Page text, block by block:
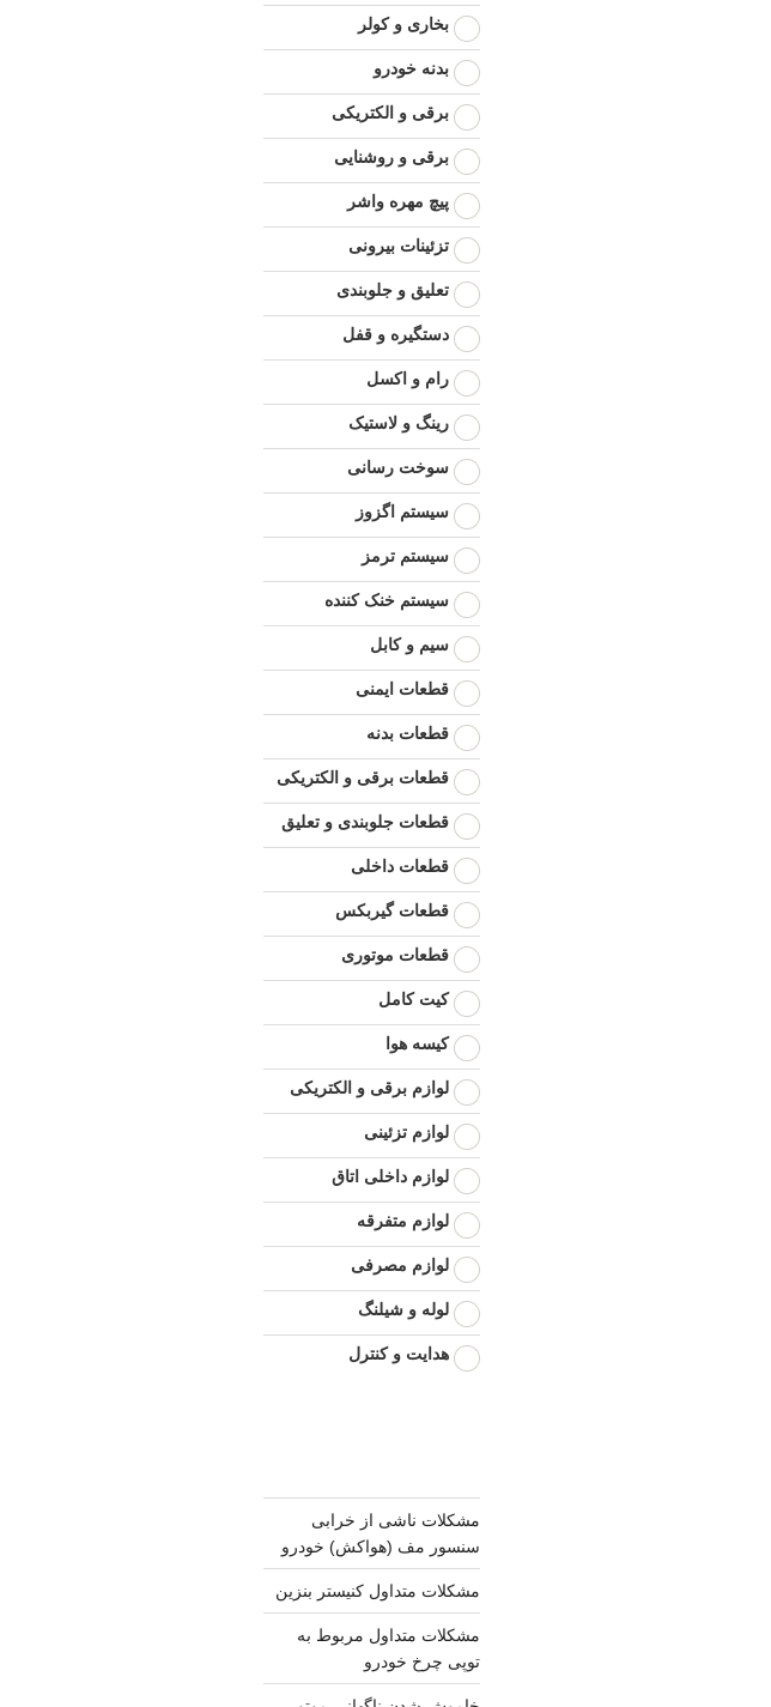
بخاری و کولر
بدنه خودرو
برقی و الکتریکی
برقی و روشنایی
پیچ مهره واشر
تزئینات بیرونی
تعلیق و جلوبندی
دستگیره و قفل
رام و اکسل
رینگ و لاستیک
سوخت رسانی
سیستم اگزوز
سیستم ترمز
سیستم خنک کننده
سیم و کابل
قطعات ایمنی
قطعات بدنه
قطعات برقی و الکتریکی
قطعات جلوبندی و تعلیق
قطعات داخلی
قطعات گیربکس
قطعات موتوری
کیت کامل
کیسه هوا
لوازم برقی و الکتریکی
لوازم تزئینی
لوازم داخلی اتاق
لوازم متفرقه
لوازم مصرفی
لوله و شیلنگ
هدایت و کنترل
مشکلات ناشی از خرابی
سنسور مف (هواکش) خودرو
مشکلات متداول کنیستر بنزین
مشکلات متداول مربوط به
توپی چرخ خودرو